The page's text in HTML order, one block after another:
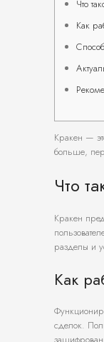
Что
Как
Кракен —
больше,
Что
Кракен
разделы и
Как
сделок.